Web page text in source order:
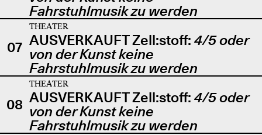
Fahrstuhlmusik zu werden
07
THEATER
AUSVERKAUFT Zell:stoff: 4/5 oder
von der Kunst keine
Fahrstuhlmusik zu werden
08
THEATER
AUSVERKAUFT Zell:stoff: 4/5 oder
von der Kunst keine
Fahrstuhlmusik zu werden